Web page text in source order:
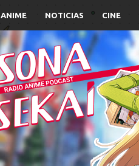
ANIME NOTICIAS CINE